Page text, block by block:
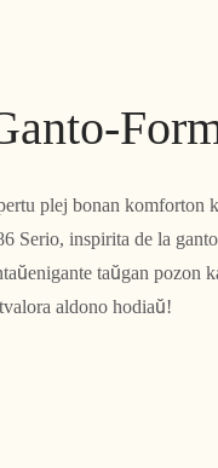
plej bonan komforton
Serio, inspirita de la
taŭgan pozon
aldono hodiaŭ!